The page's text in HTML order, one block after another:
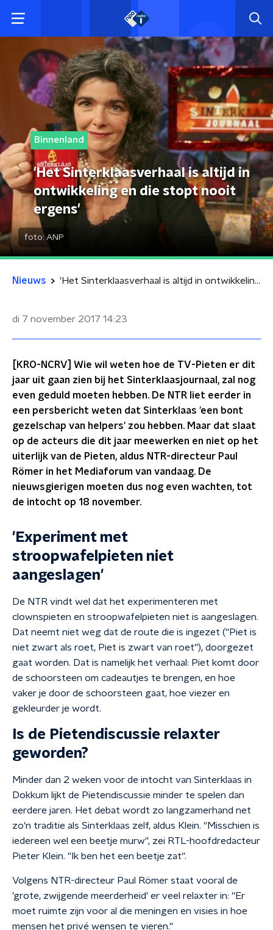
Binnenland
'Het Sinterklaasverhaal is altijd in
ontwikkeling en die stopt nooit
ergens'
foto:ANP
Nieuws 'Het Sinterklaasverhaal is altijd in ontwikkeling en die stopt nooit ergens'
di 7 november 2017 14:23
[KRO-NCRV] Wie wil weten hoe de TV-Pieten er dit
jaar uit gaan zien bij het Sinterklaasjournaal, zal nog
even geduld moeten hebben. De NTR liet eerder in
een persbericht weten dat Sinterklaas 'een bont
gezelschap van helpers' zou hebben. Maar dat slaat
op de acteurs die dit jaar meewerken en niet op het
uiterlijk van de Pieten, aldus NTR-directeur Paul
Römer in het Mediaforum van vandaag. De
nieuwsgierigen moeten dus nog even wachten, tot
de intocht op 18 november.
'Experiment met
stroopwafelpieten niet
aangeslagen'
De NTR vindt wel dat het experimenteren met
clownspieten en stroopwafelpieten niet is aangeslagen.
Dat neemt niet weg dat de route die is ingezet (''Piet is
niet zwart als roet, Piet is zwart van roet''), doorgezet
gaat worden. Dat is namelijk het verhaal: Piet komt door
de schoorsteen om cadeautjes te brengen, en hoe
vaker je door de schoorsteen gaat, hoe viezer en
gekleurder je wordt.
Is de Pietendiscussie relaxter
geworden?
Minder dan 2 weken voor de intocht van Sinterklaas in
Dokkum lijkt de Pietendiscussie minder te spelen dan
eerdere jaren. Het debat wordt zo langzamerhand net
zo'n traditie als Sinterklaas zelf, aldus Klein. ''Misschien is
iedereen wel een beetje murw'', zei RTL-hoofdredacteur
Pieter Klein. ''Ik ben het een beetje zat''.
Volgens NTR-directeur Paul Römer staat vooral de
'grote, zwijgende meerderheid' er veel relaxter in: ''Er
moet ruimte zijn voor al die meningen en visies in hoe
mensen het privé wensen te vieren.''